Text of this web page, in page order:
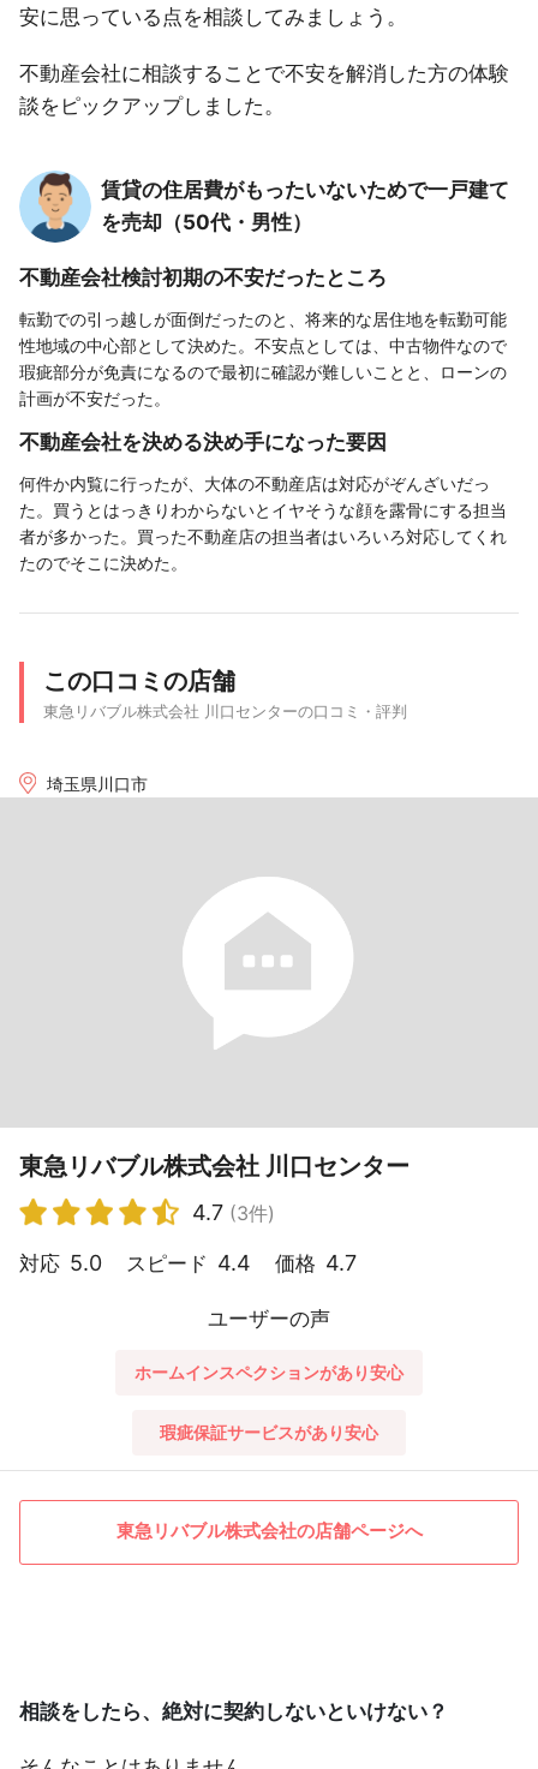
安に思っている点を相談してみましょう。
不動産会社に相談することで不安を解消した方の体験
談をピックアップしました。
賃貸の住居費がもったいないためで一戸建て
を売却（50代・男性）
不動産会社検討初期の不安だったところ
転勤での引っ越しが面倒だったのと、将来的な居住地を転勤可能
性地域の中心部として決めた。不安点としては、中古物件なので
瑕疵部分が免責になるので最初に確認が難しいことと、ローンの
計画が不安だった。
不動産会社を決める決め手になった要因
何件か内覧に行ったが、大体の不動産店は対応がぞんざいだっ
た。買うとはっきりわからないとイヤそうな顔を露骨にする担当
者が多かった。買った不動産店の担当者はいろいろ対応してくれ
たのでそこに決めた。
この口コミの店舗
東急リバブル株式会社 川口センターの口コミ・評判
埼玉県川口市
東急リバブル株式会社 川口センター
4.7 (3件)
対応 5.0 スピード 4.4 価格 4.7
ユーザーの声
ホームインスペクションがあり安心
瑕疵保証サービスがあり安心
東急リバブル株式会社の店舗ページへ
相談をしたら、絶対に契約しないといけない？